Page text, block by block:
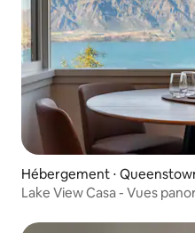
Hébergement ⋅
Lake View Casa - Vues